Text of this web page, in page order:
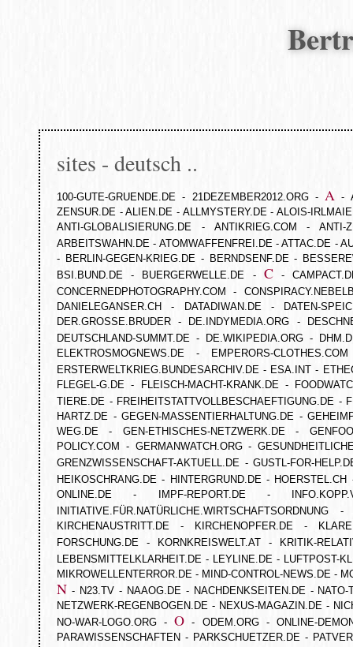
sites - deutsch ..
100-GUTE-GRUENDE.DE - 21DEZEMBER2012.ORG- A -
ZENSUR.DE -ALIEN.DE - ALLMYSTERY.DE-ALOIS-
ANTI-GLOBALISIERUNG.DE - ANTIKRIEG.COM -ANTI-
ARBEITSWAHN.DE - ATOMWAFFENFREI.DE-ATTAC.DE -
- BERLIN-GEGEN-KRIEG.DE- BERNDSENF.DE-
BSI.BUND.DE - BUERGERWELLE.DE - C-
CONCERNEDPHOTOGRAPHY.COM
-
DANIELEGANSER.CH - DATADIWAN.DE-
DATEN-
DER.GROSSE.BRUDER - DE.INDYMEDIA.ORG -
DEUTSCHLAND-SUMMT.DE - DE.WIKIPEDIA.ORG -
ELEKTROSMOGNEWS.DE - EMPERORS-CLOTHES.COM
ERSTERWELTKRIEG.BUNDESARCHIV.DE - ESA.INT -
FLEGEL-G.DE - FLEISCH-MACHT-KRANK.DE-
TIERE.DE - FREIHEITSTATTVOLLBESCHAEFTIGUNG.DE -
HARTZ.DE -GEGEN-MASSENTIERHALTUNG.DE -
WEG.DE - GEN-ETHISCHES-NETZWERK.DE-
POLICY.COM
- GERMANWATCH.ORG-
GRENZWISSENSCHAFT-AKTUELL.DE -GUSTL-FOR-
HEIKOSCHRANG.DE - HINTERGRUND.DE- HOERSTEL.CH
ONLINE.DE - IMPF-REPORT.DE-
INITIATIVE.FÜR.NATÜRLICHE.WIRTSCHAFTSORDNUNG
KIRCHENAUSTRITT.DE - KIRCHENOPFER.DE-
FORSCHUNG.DE - KORNKREISWELT.AT -
KRITIK-
LEBENSMITTELKLARHEIT.DE - LEYLINE.DE - LUFTPOST-
MIKROWELLENTERROR.DE - MIND-CONTROL-NEWS.DE -
N - N23.TV- NAAOG.DE- NACHDENKSEITEN.DE- NATO-
NETZWERK-REGENBOGEN.DE - NEXUS-MAGAZIN.DE-
NO-WAR-LOGO.ORG -O - ODEM.ORG- ONLINE-
PARAWISSENSCHAFTEN - PARKSCHUETZER.DE-